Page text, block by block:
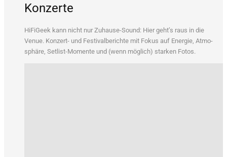
Konzerte
HiFi­Ge­ek kann nicht nur Zuhau­se-Sound: Hier geht’s raus in die
Venue. Kon­zert- und Fes­ti­val­be­rich­te mit Fokus auf Ener­gie, Atmo­
sphä­re, Set­list-Momen­te und (wenn mög­lich) star­ken Fotos.